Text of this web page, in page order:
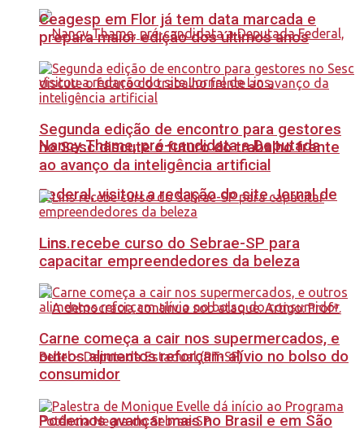
Nancy Thame, pré-candidata a Deputada
Federal, visitou a redação do site Jornal de
Lins.
Podemos avançar mais no Brasil e em São
Ceagesp em Flor já tem data marcada e
prepara maior edição dos últimos anos
Segunda edição de encontro para gestores
no Sesc discute o futuro do trabalho frente
ao avanço da inteligência artificial
Lins recebe curso do Sebrae-SP para
capacitar empreendedores da beleza
Carne começa a cair nos supermercados, e
outros alimentos reforçam alívio no bolso do
consumidor